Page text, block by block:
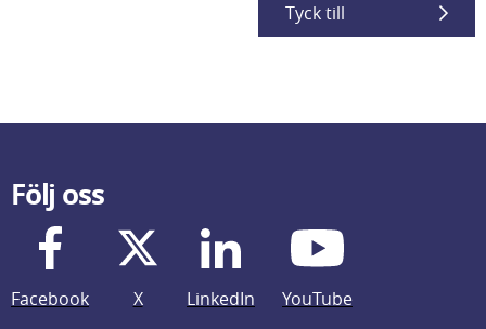
Tyck till
Följ oss
Facebook X LinkedIn
YouTube